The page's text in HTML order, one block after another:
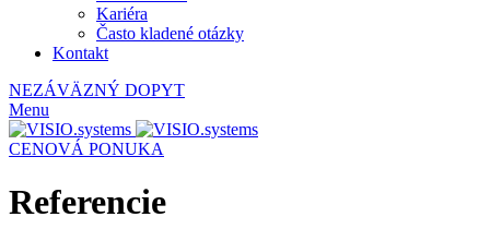
Kariéra
Často kladené otázky
Kontakt
NEZÁVÄZNÝ DOPYT
Menu
CENOVÁ PONUKA
Referencie